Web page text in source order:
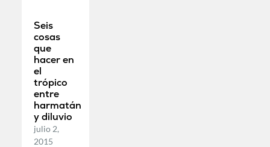
Seis
cosas
que
hacer en
el
trópico
entre
harmatán
y diluvio
julio 2,
2015